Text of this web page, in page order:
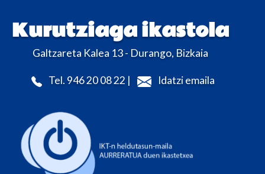
Kurutziaga ikastola
Galtzareta Kalea 13 - Durango, Bizkaia
Tel. 946 20 08 22 | Idatzi emaila